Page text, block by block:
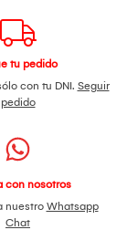
tu pedido
con tu DNI. Seguir
pedido
con nosotros
nuestro Whatsapp
Chat